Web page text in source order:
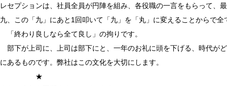
レセプションは、社員全員が円陣を組み、各役職の一言をもらって、
九、この「九」にあと1回叩いて「九」を「丸」に変えることからで全
「終わり良しなら全て良し」の拘りです。
部下が上司に、上司は部下にと、一年のお礼に頭を下げる、時代が
にあるものです。弊社はこの文化を大切にします。
★